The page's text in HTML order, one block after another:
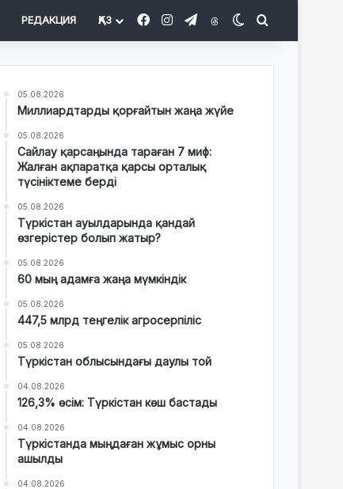
РЕДАКЦИЯ ҚАЗ FacebookInstagram
TelegramThreadsSwitch skin
05.08.2026
Миллиардтарды қорғайтын жаңа жүйе
05.08.2026
Сайлау қарсаңында тараған 7 миф:
Жалған ақпаратқа қарсы орталық
түсініктеме берді
05.08.2026
Түркістан ауылдарында қандай
өзгерістер болып жатыр?
05.08.2026
60 мың адамға жаңа мүмкіндік
05.08.2026
447,5 млрд теңгелік агросерпіліс
05.08.2026
Түркістан облысындағы даулы той
04.08.2026
126,3% өсім: Түркістан көш бастады
04.08.2026
Түркістанда мыңдаған жұмыс орны
ашылды
04.08.2026